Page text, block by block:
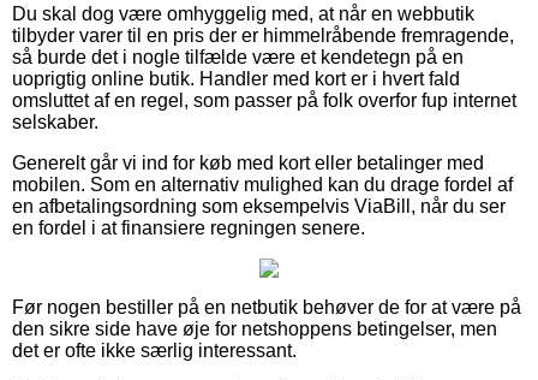
Du skal dog være omhyggelig med, at når en webbutik
tilbyder varer til en pris der er himmelråbende fremragende,
så burde det i nogle tilfælde være et kendetegn på en
uoprigtig online butik. Handler med kort er i hvert fald
omsluttet af en regel, som passer på folk overfor fup internet
selskaber.
Generelt går vi ind for køb med kort eller betalinger med
mobilen. Som en alternativ mulighed kan du drage fordel af
en afbetalingsordning som eksempelvis ViaBill, når du ser
en fordel i at finansiere regningen senere.
Før nogen bestiller på en netbutik behøver de for at være på
den sikre side have øje for netshoppens betingelser, men
det er ofte ikke særlig interessant.